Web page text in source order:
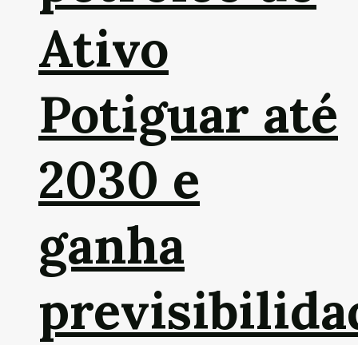
Ativo
Potiguar até
2030 e
ganha